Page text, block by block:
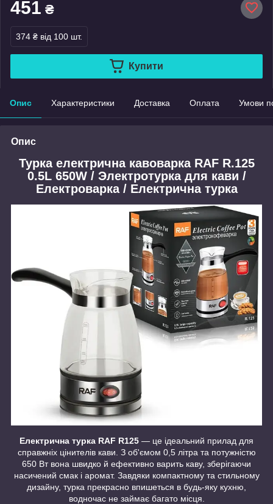
451 ₴
374 ₴ від 100 шт.
Купити
Опис Характеристики Доставка Оплата Умови
Опис
Турка електрична кавоварка RAF R.125
0.5L 650W / Электротурка для кави /
Електроварка / Електрична турка
Електрична турка RAF R125 — це ідеальний прилад для
справжніх цінителів кави. З об'ємом 0,5 літра та потужністю
650 Вт вона швидко й ефективно варить каву, зберігаючи
насичений смак і аромат. Завдяки компактному та стильному
дизайну, турка прекрасно впишеться в будь-яку кухню,
водночас не займає багато місця.